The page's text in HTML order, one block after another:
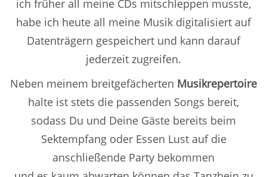
ich früher all meine CDs mitschleppen musste,
habe ich heute all meine Musik digitalisiert auf
Datenträgern gespeichert und kann darauf
jederzeit zugreifen.
Neben meinem breitgefächerten Musikrepertoire
halte ist stets die passenden Songs bereit,
sodass Du und Deine Gäste bereits beim
Sektempfang oder Essen Lust auf die
anschließende Party bekommen